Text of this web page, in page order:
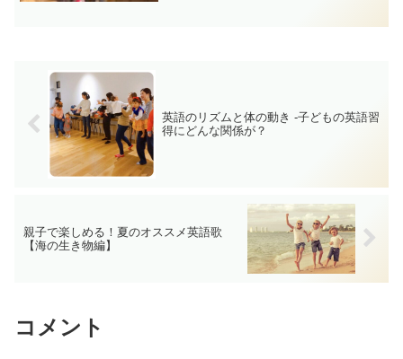
レッスンを開催します。ハロウィンやク
英語のリズムと体の動き -子どもの英語習
得にどんな関係が？
親子で楽しめる！夏のオススメ英語歌
【海の生き物編】
コメント